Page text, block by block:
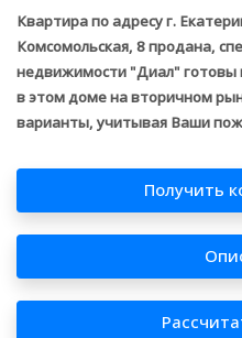
Квартира по адресу г.
Комсомольская, 8 продана,
недвижимости "Диал" готовы
в этом доме на вторичном
варианты, учитывая Ваши
Получить